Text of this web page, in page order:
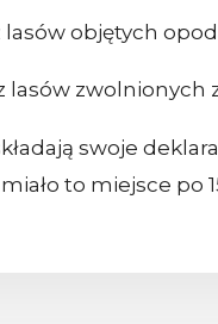
lasów objętych
lasów zwolnionych
swoje
to miejsce po